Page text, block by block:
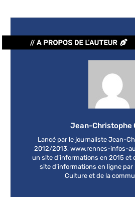
Jean-Christophe
Lancé par le journaliste Jean-
2012/2013, www.rennes-infos-
un site d’informations en 2015 et
site d’informations en ligne
Culture et de la